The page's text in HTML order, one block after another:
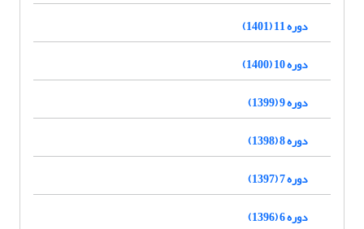
دوره 11 (1401)
دوره 10 (1400)
دوره 9 (1399)
دوره 8 (1398)
دوره 7 (1397)
دوره 6 (1396)